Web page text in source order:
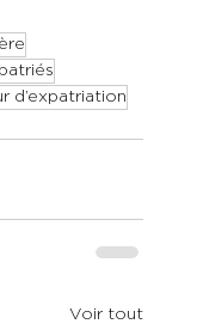
d’expatriation
Voir tout